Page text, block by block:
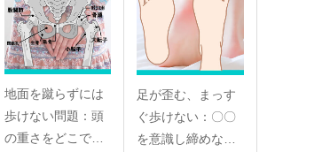
地面を蹴らずには
歩けない問題：頭
の重さをどこで…
足が歪む、まっす
ぐ歩けない：〇〇
を意識し締めな…